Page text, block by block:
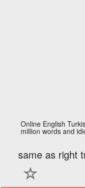
Online English
million words and
same as right